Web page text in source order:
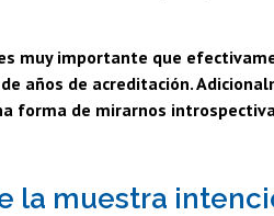
muy importante que
años de acreditación.
forma de mirarnos
la muestra